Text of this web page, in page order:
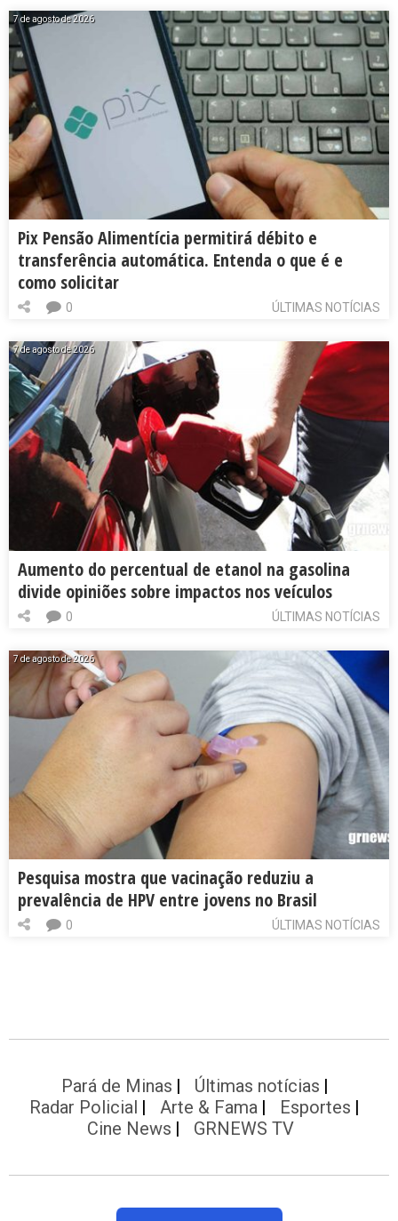
7 de agosto de 2026
Pix Pensão Alimentícia permitirá débito e
transferência automática. Entenda o que é e
como solicitar
ÚLTIMAS NOTÍCIAS
0
7 de agosto de 2026
Aumento do percentual de etanol na gasolina
divide opiniões sobre impactos nos veículos
ÚLTIMAS NOTÍCIAS
0
7 de agosto de 2026
Pesquisa mostra que vacinação reduziu a
prevalência de HPV entre jovens no Brasil
ÚLTIMAS NOTÍCIAS
0
Pará de Minas
Últimas notícias
Radar Policial
Arte & Fama
Esportes
Cine News
GRNEWS TV